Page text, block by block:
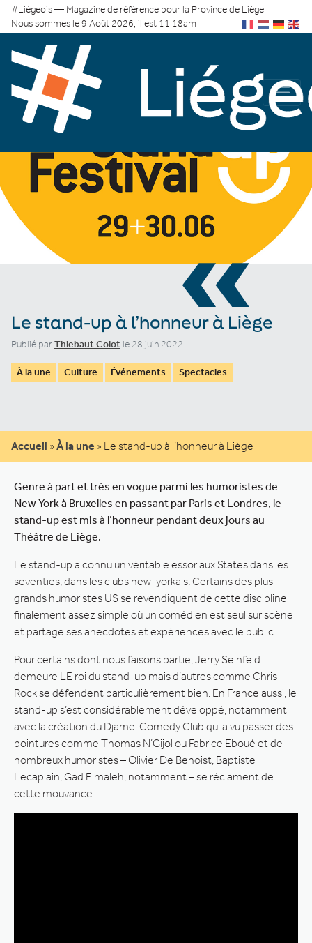
#Liégeois — Magazine de référence pour la Province de Liège
Nous sommes le 9 Août 2026, il est 11:18am
«
Le stand-up à l’honneur à Liège
Publié parThiebaut Colot le 28 juin 2022
À la une Culture Événements Spectacles
Accueil » À la une » Le stand-up à l’honneur à Liège
Genre à part et très en vogue parmi les humoristes de
New York à Bruxelles en passant par Paris et Londres, le
stand-up est mis à l’honneur pendant deux jours au
Théâtre de Liège.
Le stand-up a connu un véritable essor aux States dans les
seventies, dans les clubs new-yorkais. Certains des plus
grands humoristes US se revendiquent de cette discipline
finalement assez simple où un comédien est seul sur scène
et partage ses anecdotes et expériences avec le public.
Pour certains dont nous faisons partie, Jerry Seinfeld
demeure LE roi du stand-up mais d’autres comme Chris
Rock se défendent particulièrement bien. En France aussi, le
stand-up s’est considérablement développé, notamment
avec la création du Djamel Comedy Club qui a vu passer des
pointures comme Thomas N’Gijol ou Fabrice Eboué et de
nombreux humoristes – Olivier De Benoist, Baptiste
Lecaplain, Gad Elmaleh, notamment – se réclament de
cette mouvance.